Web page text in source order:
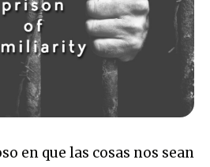
en que las cosas nos sean